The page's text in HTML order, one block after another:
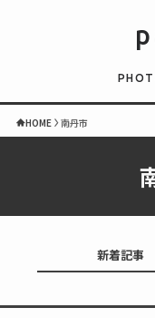
PHOTO
BLOG
HOME 南丹市
新着記事